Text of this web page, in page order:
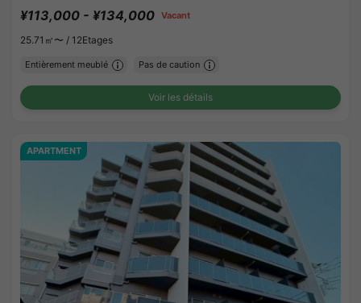
¥113,000 - ¥134,000 Vacant
25.71㎡〜 / 12Etages
Entièrement meublé Pas de caution
Voir les détails
APARTMENT